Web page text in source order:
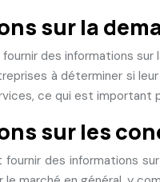
sur la
des informations
à déterminer si
ce qui est important
sur les
des informations